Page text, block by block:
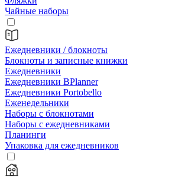
Чайные наборы
Ежедневники / блокноты
Блокноты и записные книжки
Ежедневники
Ежедневники BPlanner
Ежедневники Portobello
Еженедельники
Наборы с блокнотами
Наборы с ежедневниками
Планинги
Упаковка для ежедневников